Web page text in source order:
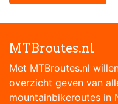
MTBroutes.nl
Met MTBroutes.nl
overzicht geven van
mountainbikeroutes in